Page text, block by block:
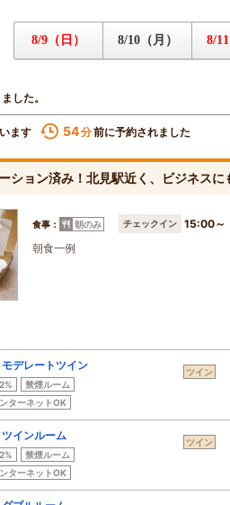
8/9（日） 8/10（月） 8/11
した。
ます 54分前に予約されました
ション済み！北見駅近く、ビジネス
食事： 朝のみ チェックイン 15:00～
朝食一例
モデレートツイン
禁煙ルーム
ターネットOK
ツイン
ツインルーム
禁煙ルーム
ターネットOK
ツイン